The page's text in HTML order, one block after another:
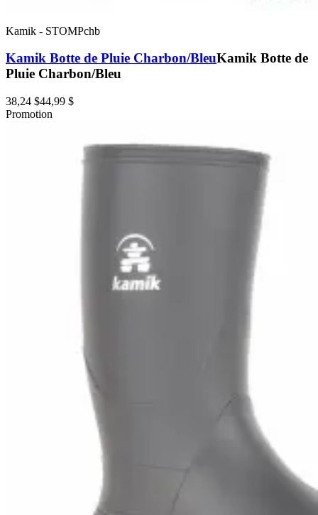
Kamik - STOMPchb
Kamik Botte de Pluie Charbon/BleuKamik Botte de
Pluie Charbon/Bleu
38,24 $44,99 $
Promotion